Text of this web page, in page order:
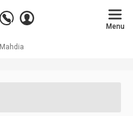
Zadzwoń
+48 71 771 76 55
Zaloguj
Menu
Mahdia